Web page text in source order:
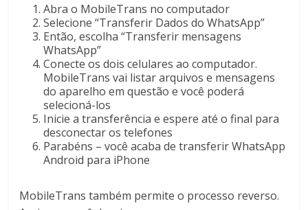
Abra o MobileTrans no computador
Selecione “Transferir Dados do WhatsApp”
Então, escolha “Transferir mensagens
WhatsApp”
Conecte os dois celulares ao computador.
MobileTrans vai listar arquivos e mensagens
do aparelho em questão e você poderá
selecioná-los
Inicie a transferência e espere até o final para
desconectar os telefones
Parabéns – você acaba de transferir WhatsApp
Android para iPhone
MobileTrans também permite o processo reverso.